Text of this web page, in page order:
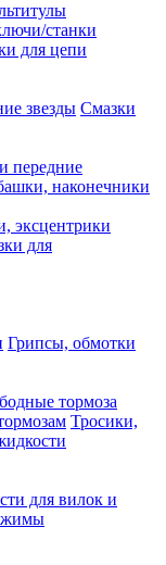
станки
для цепи
звезды Смазки
передние
наконечники
эксцентрики
для
Грипсы, обмотки
тормоза
Тросики,
для вилок и